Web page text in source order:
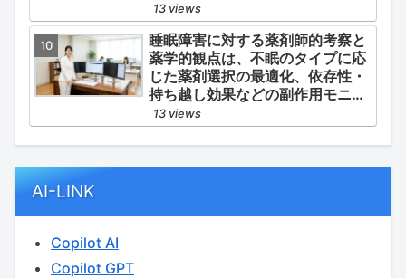
13 views
睡眠障害に対する薬剤師的考察と
薬学的観点は、不眠のタイプに応
じた薬剤選択の最適化、依存性・
持ち越し効果などの副作用モニタ
リング、そして生活習慣（睡眠衛
生）の改善支援にあります。
13 views
AI-LINK
Copilot AI
Copilot GPT